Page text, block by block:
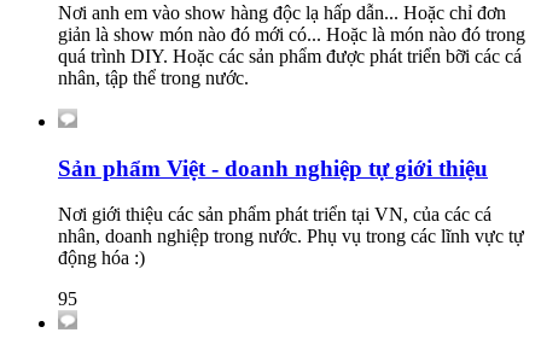
Nơi anh em vào show hàng độc lạ hấp dẫn... Hoặc chỉ đơn
giản là show món nào đó mới có... Hoặc là món nào đó trong
quá trình DIY. Hoặc các sản phẩm được phát triển bỡi các cá
nhân, tập thể trong nước.
Sản phẩm Việt - doanh nghiệp tự giới thiệu
Nơi giới thiệu các sản phẩm phát triển tại VN, của các cá
nhân, doanh nghiệp trong nước. Phụ vụ trong các lĩnh vực tự
động hóa :)
95